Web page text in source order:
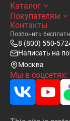
Каталог
Покупателям
Контакты
Позвонить
8 (800) 550-
Написать на
Москва
Мы в соцсетях: